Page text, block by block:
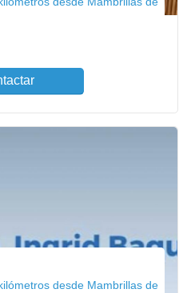
desde Mambrillas de